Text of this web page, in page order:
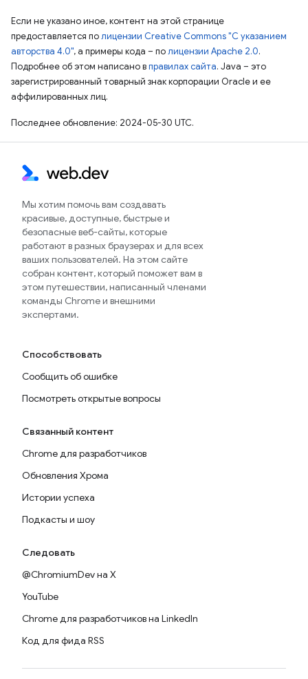
Если не указано иное, контент на этой странице
предоставляется полицензии Creative Commons "С указанием
авторства 4.0", а примеры кода – полицензии Apache 2.0.
Подробнее об этом написано вправилах сайта. Java – это
зарегистрированный товарный знак корпорации Oracle и ее
аффилированных лиц.
Последнее обновление: 2024-05-30 UTC.
Мы хотим помочь вам создавать
красивые, доступные, быстрые и
безопасные веб-сайты, которые
работают в разных браузерах и для всех
ваших пользователей. На этом сайте
собран контент, который поможет вам в
этом путешествии, написанный членами
команды Chrome и внешними
экспертами.
Способствовать
Сообщить об ошибке
Посмотреть открытые вопросы
Связанный контент
Chrome для разработчиков
Обновления Хрома
Истории успеха
Подкасты и шоу
Следовать
@ChromiumDev на X
YouTube
Chrome для разработчиков на LinkedIn
Код для фида RSS